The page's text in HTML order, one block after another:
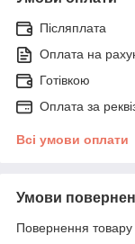
Післяплата
Оплата на
Готівкою
Оплата за
Всі умови оплати
Умови
Повернення